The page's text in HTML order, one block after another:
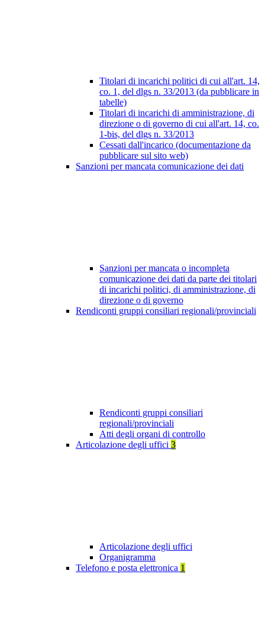
Titolari di incarichi politici di cui all'art. 14,
co. 1, del dlgs n. 33/2013 (da pubblicare in
tabelle)
Titolari di incarichi di amministrazione, di
direzione o di governo di cui all'art. 14, co.
1-bis, del dlgs n. 33/2013
Cessati dall'incarico (documentazione da
pubblicare sul sito web)
Sanzioni per mancata comunicazione dei dati
Sanzioni per mancata o incompleta
comunicazione dei dati da parte dei titolari
di incarichi politici, di amministrazione, di
direzione o di governo
Rendiconti gruppi consiliari regionali/provinciali
Rendiconti gruppi consiliari
regionali/provinciali
Atti degli organi di controllo
Articolazione degli uffici 3
Articolazione degli uffici
Organigramma
Telefono e posta elettronica 1